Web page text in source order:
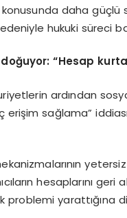
daha güçlü
hukuki süreci
“Hesap
ardından
erişim sağlama”
yetersiz
hesaplarını
problemi yarattığına